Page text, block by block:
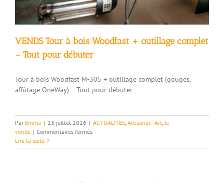
VENDS Tour à bois Woodfast + outillage complet
– Tout pour débuter
Tour à bois Woodfast M-305 + outillage complet (gouges,
affûtage OneWay) – Tout pour débuter
Par Emma | 23 juillet 2026 | ACTUALITES Artisanat - Art Je
vends | Commentaires ferméssur
Tour
Lire la suite